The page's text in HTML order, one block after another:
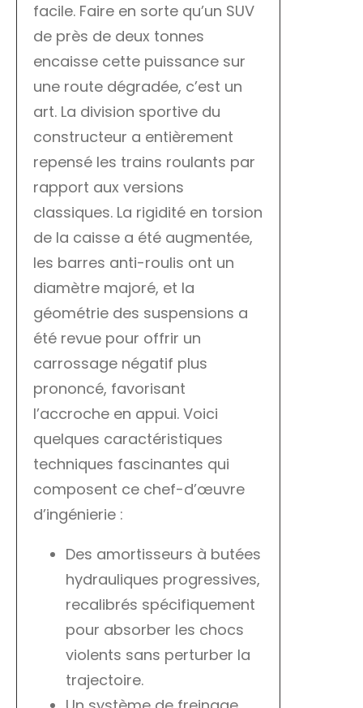
facile. Faire en sorte qu’un SUV
de près de deux tonnes
encaisse cette puissance sur
une route dégradée, c’est un
art. La division sportive du
constructeur a entièrement
repensé les trains roulants par
rapport aux versions
classiques. La rigidité en torsion
de la caisse a été augmentée,
les barres anti-roulis ont un
diamètre majoré, et la
géométrie des suspensions a
été revue pour offrir un
carrossage négatif plus
prononcé, favorisant
l’accroche en appui. Voici
quelques caractéristiques
techniques fascinantes qui
composent ce chef-d’œuvre
d’ingénierie :
Des amortisseurs à butées
hydrauliques progressives,
recalibrés spécifiquement
pour absorber les chocs
violents sans perturber la
trajectoire.